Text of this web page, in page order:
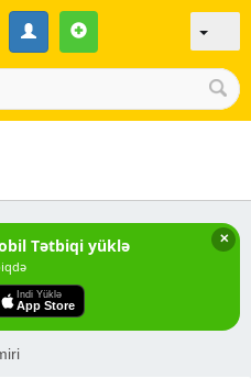
✕
Tətbiqi yüklə
Indi Yüklə
App Store